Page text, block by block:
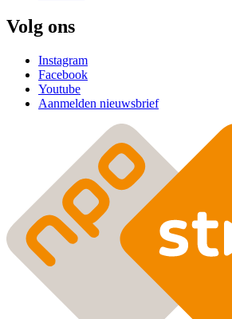
Volg ons
Instagram
Facebook
Youtube
Aanmelden nieuwsbrief